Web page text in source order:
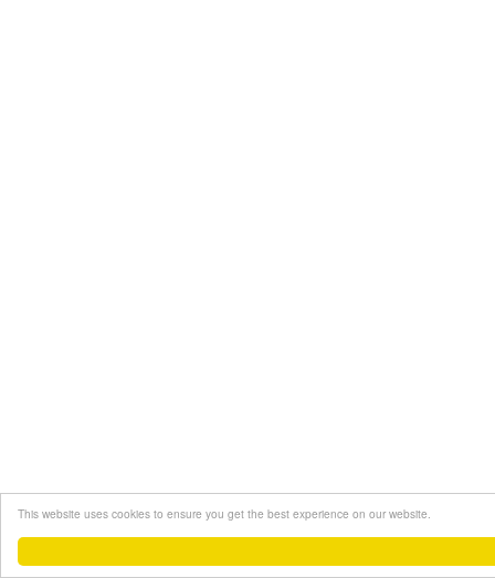
This website uses cookies to ensure you get the best experience on our website.